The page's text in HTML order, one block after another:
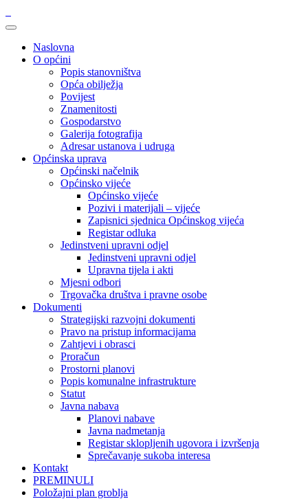
Naslovna
O općini
Popis stanovništva
Opća obilježja
Povijest
Znamenitosti
Gospodarstvo
Galerija fotografija
Adresar ustanova i udruga
Općinska uprava
Općinski načelnik
Općinsko vijeće
Općinsko vijeće
Pozivi i materijali – vijeće
Zapisnici sjednica Općinskog vijeća
Registar odluka
Jedinstveni upravni odjel
Jedinstveni upravni odjel
Upravna tijela i akti
Mjesni odbori
Trgovačka društva i pravne osobe
Dokumenti
Strategijski razvojni dokumenti
Pravo na pristup informacijama
Zahtjevi i obrasci
Proračun
Prostorni planovi
Popis komunalne infrastrukture
Statut
Javna nabava
Planovi nabave
Javna nadmetanja
Registar sklopljenih ugovora i izvršenja
Sprečavanje sukoba interesa
Kontakt
PREMINULI
Položajni plan groblja